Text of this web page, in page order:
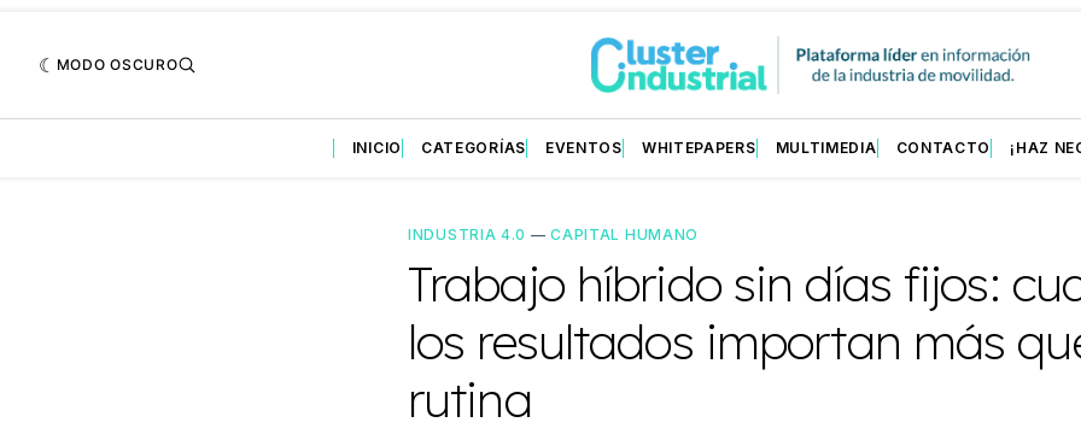
MODO OSCURO
INICIO CATEGORÍAS EVENTOS WHITEPAPERS MULTIMEDIA CONTACTO ¡HAZ
INDUSTRIA 4.0 —CAPITAL HUMANO
Trabajo híbrido sin días fijos:
los resultados importan más
rutina